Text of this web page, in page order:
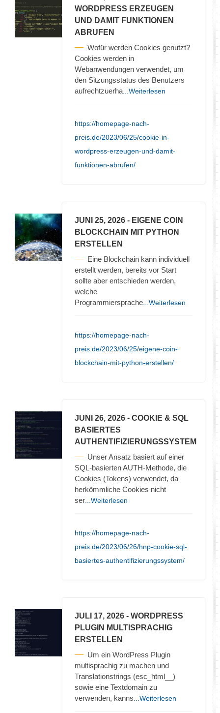
WORDPRESS ERZEUGEN
UND DAMIT FUNKTIONEN
ABRUFEN
Wofür werden Cookies genutzt?
Cookies werden in
Webanwendungen verwendet, um
den Sitzungsstatus des Benutzers
aufrechtzuerha ...Weiterlesen
https://homepage-nach-
preis.de/2023/06/25/cookie-in-
wordpress-erzeugen-und-damit-
funktionen-abrufen/
JUNI 25, 2026 - EIGENE COIN
BLOCKCHAIN MIT PYTHON
ERSTELLEN
Eine Blockchain kann individuell
erstellt werden, bereits vor Start
sollte aber entschieden werden,
welche
Programmiersprache ...Weiterlesen
https://homepage-nach-
preis.de/2023/06/25/eigene-coin-
blockchain-mit-python-erstellen/
JUNI 26, 2026 - COOKIE & SQL
BASIERTES
AUTHENTIFIZIERUNGSSYSTEM
Unser Ansatz basiert auf einer
SQL-basierten AUTH-Methode, die
Cookies (Tokens) verwendet, da
herkömmliche Cookies nicht
ser ...Weiterlesen
https://homepage-nach-
preis.de/2023/06/26/hnp-cookie-sql-
basiertes-authentifizierungssystem/
JULI 17, 2026 - WORDPRESS
PLUGIN MULTISPRACHIG
ERSTELLEN
Um ein WordPress Plugin
multisprachig zu machen und
Translationstrings (esc_html__)
sowie eine Textdomain zu
verwenden, kanns ...Weiterlesen